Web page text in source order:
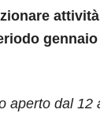
aperto dal